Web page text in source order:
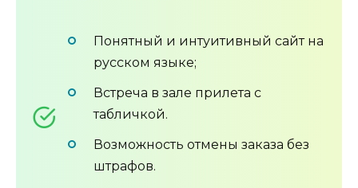
Понятный и интуитивный сайт на
русском языке;
Встреча в зале прилета с
табличкой.
Возможность отмены заказа без
штрафов.